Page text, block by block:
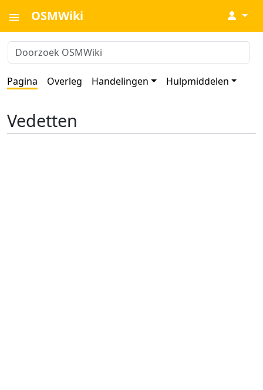
OSMWiki ↓
Pagina Overleg Handelingen Hulpmiddelen
Vedetten